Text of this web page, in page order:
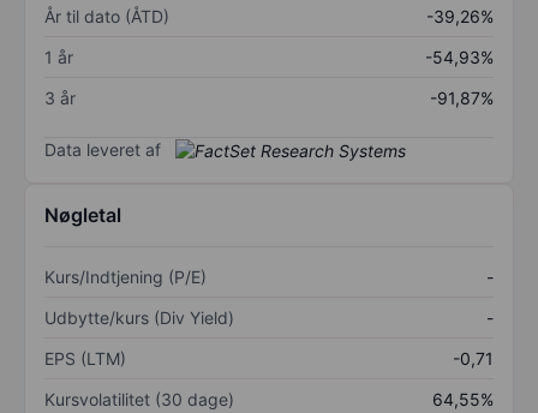
År til dato (ÅTD)
-39,26%
1 år
-54,93%
3 år
-91,87%
Data leveret af
Nøgletal
Kurs/Indtjening (P/E)
-
Udbytte/kurs (Div Yield)
-
EPS (LTM)
-0,71
Kursvolatilitet (30 dage)
64,55%